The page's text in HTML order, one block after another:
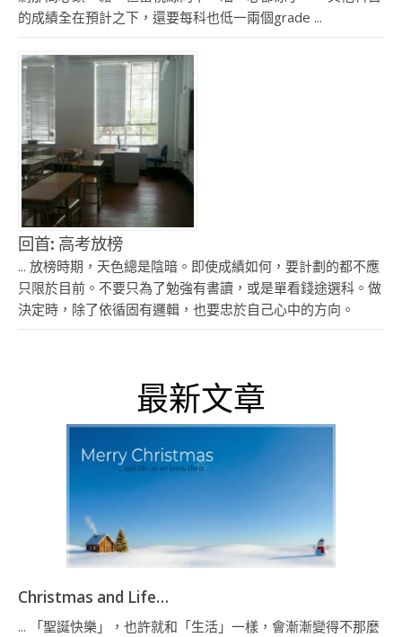
的成績全在預計之下，還要每科也低一兩個grade ...
回首: 高考放榜
... 放榜時期，天色總是陰暗。即使成績如何，要計劃的都不應
只限於目前。不要只為了勉強有書讀，或是單看錢途選科。做
決定時，除了依循固有邏輯，也要忠於自己心中的方向。
最新文章
Christmas and Life…
... 「聖誕快樂」，也許就和「生活」一樣，會漸漸變得不那麼